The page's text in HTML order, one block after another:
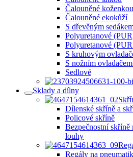
Čalouněné koženkou
Čalouněné ekokůží
S dřevěným
Polyuretanové
Polyuretanové
S kruhovým
S nožním
Sedlové
Sklady a dílny
Dílenské skříně a
Policové skříně
Bezpečnostní
louhy
Regály na